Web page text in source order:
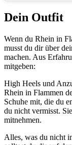
Dein Outfit
Wenn du Rhein in
musst du dir über
machen. Aus
mitgeben:
High Heels und
Rhein in Flammen
Schuhe mit, die du
du nicht vermisst.
mitnehmen.
Alles, was du nicht